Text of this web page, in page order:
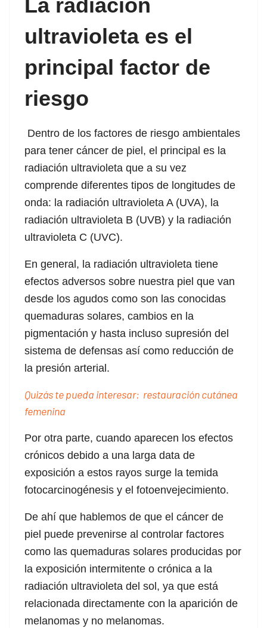
ultravioleta es el
principal factor de
riesgo
Dentro de los factores de riesgo ambientales
para tener cáncer de piel, el principal es la
radiación ultravioleta que a su vez
comprende diferentes tipos de longitudes de
onda: la radiación ultravioleta A (UVA), la
radiación ultravioleta B (UVB) y la radiación
ultravioleta C (UVC).
En general, la radiación ultravioleta tiene
efectos adversos sobre nuestra piel que van
desde los agudos como son las conocidas
quemaduras solares, cambios en la
pigmentación y hasta incluso supresión del
sistema de defensas así como reducción de
la presión arterial.
Quizás te pueda interesar: restauración cutánea
femenina
Por otra parte, cuando aparecen los efectos
crónicos debido a una larga data de
exposición a estos rayos surge la temida
fotocarcinogénesis y el fotoenvejecimiento.
De ahí que hablemos de que el cáncer de
piel puede prevenirse al controlar factores
como las quemaduras solares producidas por
la exposición intermitente o crónica a la
radiación ultravioleta del sol, ya que está
relacionada directamente con la aparición de
melanomas y no melanomas.